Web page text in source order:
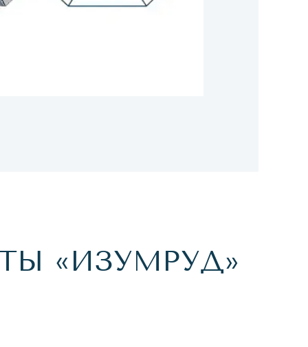
«ИЗУМРУД»